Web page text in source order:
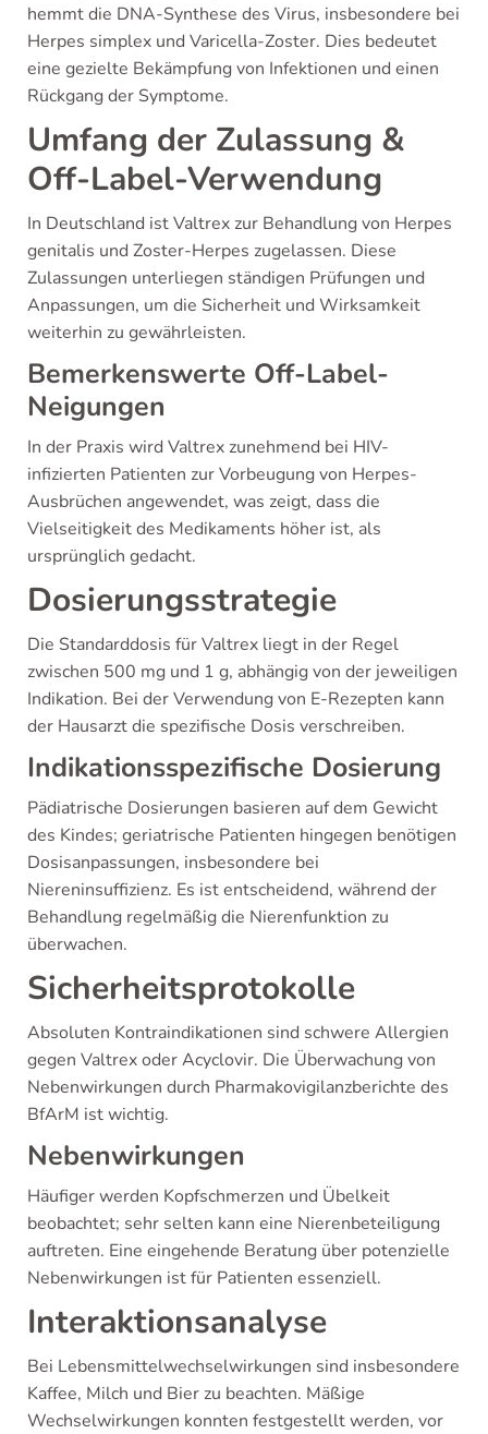
hemmt die DNA-Synthese des Virus, insbesondere bei
Herpes simplex und Varicella-Zoster. Dies bedeutet
eine gezielte Bekämpfung von Infektionen und einen
Rückgang der Symptome.
Umfang der Zulassung &
Off-Label-Verwendung
In Deutschland ist Valtrex zur Behandlung von Herpes
genitalis und Zoster-Herpes zugelassen. Diese
Zulassungen unterliegen ständigen Prüfungen und
Anpassungen, um die Sicherheit und Wirksamkeit
weiterhin zu gewährleisten.
Bemerkenswerte Off-Label-
Neigungen
In der Praxis wird Valtrex zunehmend bei HIV-
infizierten Patienten zur Vorbeugung von Herpes-
Ausbrüchen angewendet, was zeigt, dass die
Vielseitigkeit des Medikaments höher ist, als
ursprünglich gedacht.
Dosierungsstrategie
Die Standarddosis für Valtrex liegt in der Regel
zwischen 500 mg und 1 g, abhängig von der jeweiligen
Indikation. Bei der Verwendung von E-Rezepten kann
der Hausarzt die spezifische Dosis verschreiben.
Indikationsspezifische Dosierung
Pädiatrische Dosierungen basieren auf dem Gewicht
des Kindes; geriatrische Patienten hingegen benötigen
Dosisanpassungen, insbesondere bei
Niereninsuffizienz. Es ist entscheidend, während der
Behandlung regelmäßig die Nierenfunktion zu
überwachen.
Sicherheitsprotokolle
Absoluten Kontraindikationen sind schwere Allergien
gegen Valtrex oder Acyclovir. Die Überwachung von
Nebenwirkungen durch Pharmakovigilanzberichte des
BfArM ist wichtig.
Nebenwirkungen
Häufiger werden Kopfschmerzen und Übelkeit
beobachtet; sehr selten kann eine Nierenbeteiligung
auftreten. Eine eingehende Beratung über potenzielle
Nebenwirkungen ist für Patienten essenziell.
Interaktionsanalyse
Bei Lebensmittelwechselwirkungen sind insbesondere
Kaffee, Milch und Bier zu beachten. Mäßige
Wechselwirkungen konnten festgestellt werden, vor